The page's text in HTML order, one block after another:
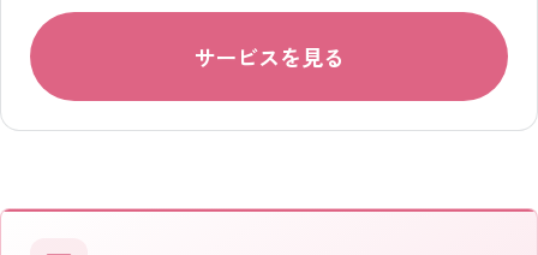
サービスを見る